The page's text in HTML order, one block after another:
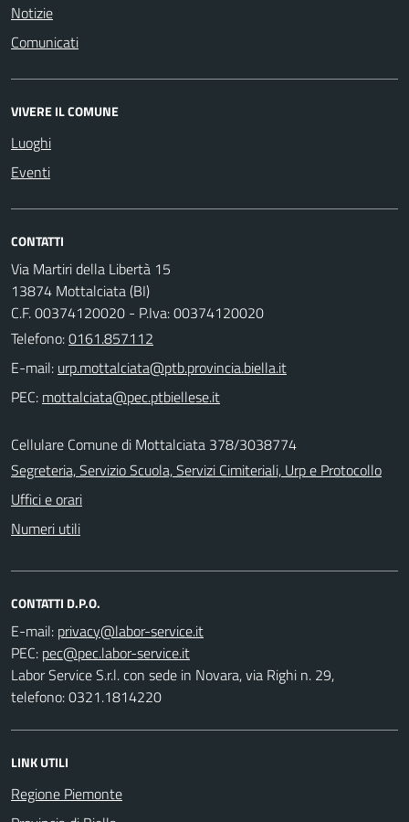
Notizie
Comunicati
VIVERE IL COMUNE
Luoghi
Eventi
CONTATTI
Via Martiri della Libertà 15
13874 Mottalciata (BI)
C.F. 00374120020 - P.Iva: 00374120020
Telefono:0161.857112
E-mail:
PEC:
Cellulare Comune di Mottalciata 378/3038774
Segreteria, Servizio Scuola, Servizi Cimiteriali, Urp e Protocollo
Uffici e orari
Numeri utili
CONTATTI D.P.O.
E-mail:
PEC:
Labor Service S.r.l. con sede in Novara, via Righi n. 29,
telefono: 0321.1814220
LINK UTILI
Regione Piemonte